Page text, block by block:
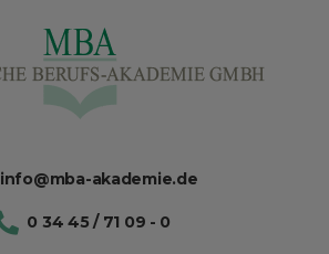
info@mba-akademie.de
0 34 45 / 71 09 - 0